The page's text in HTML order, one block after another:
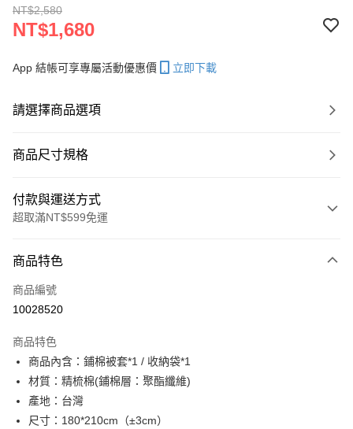
NT$2,580
NT$1,680
App 結帳可享專屬活動優惠價 立即下載
請選擇商品選項
商品尺寸規格
付款與運送方式
超取滿NT$599免運
信用卡一次付款
超商取貨付款
Apple Pay
街口支付
悠遊付
商品特色
商品編號
10028520
商品特色
商品內含：鋪棉被套*1 / 收納袋*1
材質：精梳棉(鋪棉層：聚酯纖維)
產地：台灣
尺寸：180*210cm（±3cm）